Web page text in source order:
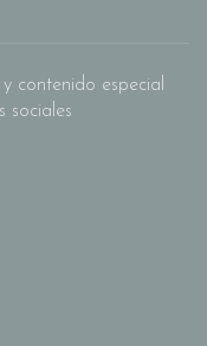
contenido especial
sociales